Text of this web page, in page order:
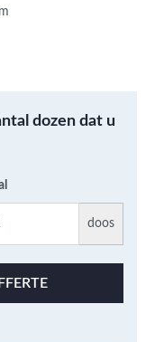
dozen dat u
doos